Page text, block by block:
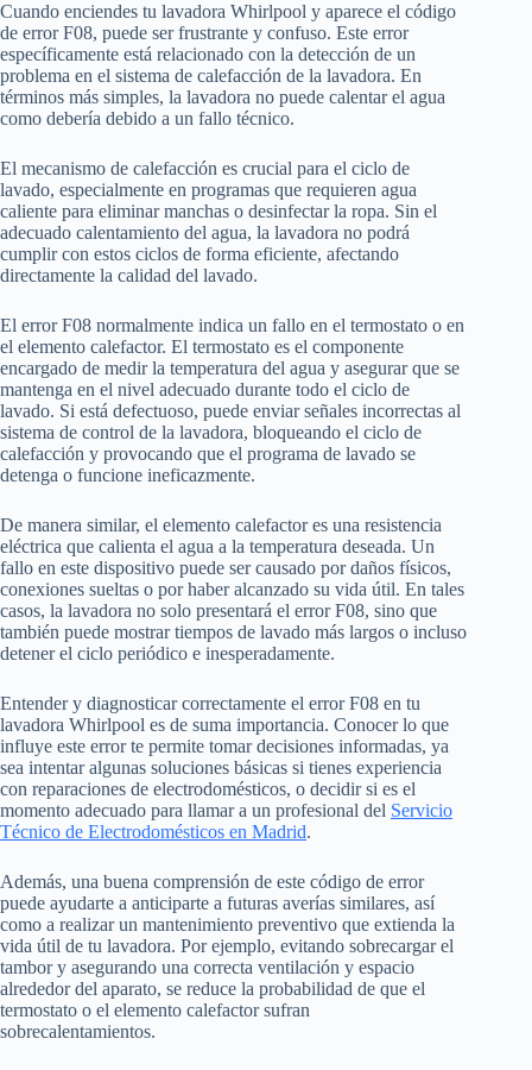
Cuando enciendes tu lavadora Whirlpool y aparece el código
de error F08, puede ser frustrante y confuso. Este error
específicamente está relacionado con la detección de un
problema en el sistema de calefacción de la lavadora. En
términos más simples, la lavadora no puede calentar el agua
como debería debido a un fallo técnico.
El mecanismo de calefacción es crucial para el ciclo de
lavado, especialmente en programas que requieren agua
caliente para eliminar manchas o desinfectar la ropa. Sin el
adecuado calentamiento del agua, la lavadora no podrá
cumplir con estos ciclos de forma eficiente, afectando
directamente la calidad del lavado.
El error F08 normalmente indica un fallo en el termostato o en
el elemento calefactor. El termostato es el componente
encargado de medir la temperatura del agua y asegurar que se
mantenga en el nivel adecuado durante todo el ciclo de
lavado. Si está defectuoso, puede enviar señales incorrectas al
sistema de control de la lavadora, bloqueando el ciclo de
calefacción y provocando que el programa de lavado se
detenga o funcione ineficazmente.
De manera similar, el elemento calefactor es una resistencia
eléctrica que calienta el agua a la temperatura deseada. Un
fallo en este dispositivo puede ser causado por daños físicos,
conexiones sueltas o por haber alcanzado su vida útil. En tales
casos, la lavadora no solo presentará el error F08, sino que
también puede mostrar tiempos de lavado más largos o incluso
detener el ciclo periódico e inesperadamente.
Entender y diagnosticar correctamente el error F08 en tu
lavadora Whirlpool es de suma importancia. Conocer lo que
influye este error te permite tomar decisiones informadas, ya
sea intentar algunas soluciones básicas si tienes experiencia
con reparaciones de electrodomésticos, o decidir si es el
momento adecuado para llamar a un profesional del Servicio
Técnico de Electrodomésticos en Madrid.
Además, una buena comprensión de este código de error
puede ayudarte a anticiparte a futuras averías similares, así
como a realizar un mantenimiento preventivo que extienda la
vida útil de tu lavadora. Por ejemplo, evitando sobrecargar el
tambor y asegurando una correcta ventilación y espacio
alrededor del aparato, se reduce la probabilidad de que el
termostato o el elemento calefactor sufran
sobrecalentamientos.